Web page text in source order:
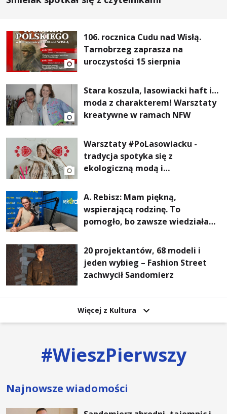
106. rocznica Cudu nad Wisłą.
Tarnobrzeg zaprasza na
uroczystości 15 sierpnia
Stara koszula, lasowiacki haft i…
moda z charakterem! Warsztaty
kreatywne w ramach NFW
Warsztaty #PoLasowiacku -
tradycja spotyka się z
ekologiczną modą i
A. Rebisz: Mam piękną,
wspierającą rodzinę. To
pomogło, bo zawsze wiedziałam,
najważniejsza
20 projektantów, 68 modeli i
jeden wybieg – Fashion Street
zachwycił Sandomierz
Więcej z Kultura
#WieszPierwszy
Najnowsze wiadomości